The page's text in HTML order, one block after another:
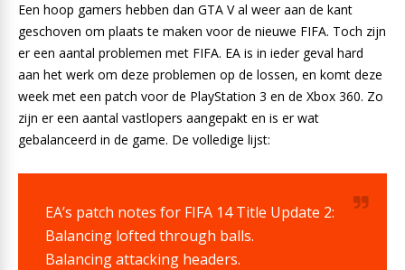
Een hoop gamers hebben dan GTA V al weer aan de kant
geschoven om plaats te maken voor de nieuwe FIFA. Toch zijn
er een aantal problemen met FIFA. EA is in ieder geval hard
aan het werk om deze problemen op de lossen, en komt deze
week met een patch voor de PlayStation 3 en de Xbox 360. Zo
zijn er een aantal vastlopers aangepakt en is er wat
gebalanceerd in de game. De volledige lijst:
EA’s patch notes for FIFA 14 Title Update 2:
Balancing lofted through balls.
Balancing attacking headers.